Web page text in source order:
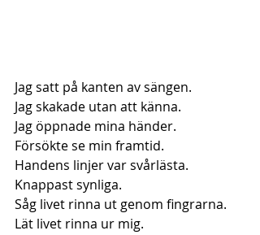
Jag satt på kanten av sängen.
Jag skakade utan att känna.
Jag öppnade mina händer.
Försökte se min framtid.
Handens linjer var svårlästa.
Knappast synliga.
Såg livet rinna ut genom fingrarna.
Lät livet rinna ur mig.